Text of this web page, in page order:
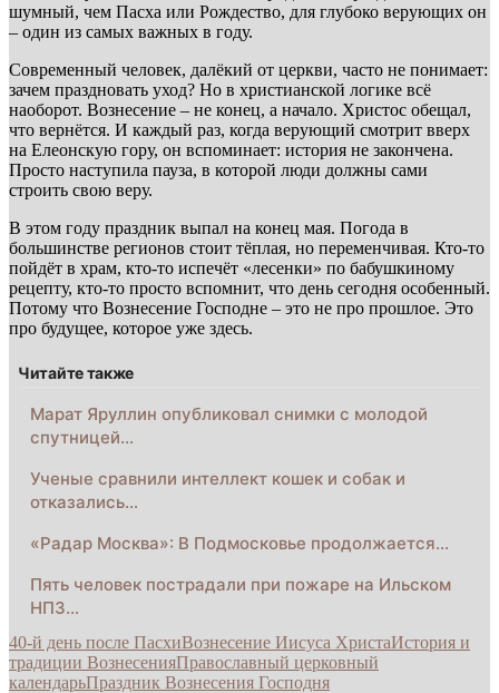
шумный, чем Пасха или Рождество, для глубоко верующих он
– один из самых важных в году.
Современный человек, далёкий от церкви, часто не понимает:
зачем праздновать уход? Но в христианской логике всё
наоборот. Вознесение – не конец, а начало. Христос обещал,
что вернётся. И каждый раз, когда верующий смотрит вверх
на Елеонскую гору, он вспоминает: история не закончена.
Просто наступила пауза, в которой люди должны сами
строить свою веру.
В этом году праздник выпал на конец мая. Погода в
большинстве регионов стоит тёплая, но переменчивая. Кто-то
пойдёт в храм, кто-то испечёт «лесенки» по бабушкиному
рецепту, кто-то просто вспомнит, что день сегодня особенный.
Потому что Вознесение Господне – это не про прошлое. Это
про будущее, которое уже здесь.
Читайте также
Марат Яруллин опубликовал снимки с молодой
спутницей…
Ученые сравнили интеллект кошек и собак и
отказались…
«Радар Москва»: В Подмосковье продолжается…
Пять человек пострадали при пожаре на Ильском
НПЗ…
40-й день после ПасхиВознесение Иисуса ХристаИстория и
традиции ВознесенияПравославный церковный
календарьПраздник Вознесения Господня